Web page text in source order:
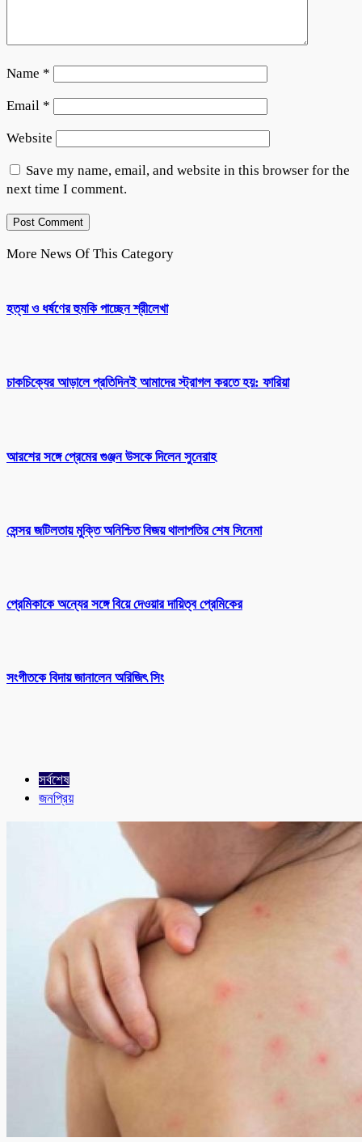
Name *
Email *
Website
Save my name, email, and website in this browser for the
next time I comment.
More News Of This Category
হত্যা ও ধর্ষণের হুমকি পাচ্ছেন শ্রীলেখা
চাকচিক্যের আড়ালে প্রতিদিনই আমাদের স্ট্রাগল করতে হয়: ফারিয়া
আরশের সঙ্গে প্রেমের গুঞ্জন উসকে দিলেন সুনেরাহ
সেন্সর জটিলতায় মুক্তি অনিশ্চিত বিজয় থালাপতির শেষ সিনেমা
প্রেমিকাকে অন্যের সঙ্গে বিয়ে দেওয়ার দায়িত্ব প্রেমিকের
সংগীতকে বিদায় জানালেন অরিজিৎ সিং
সর্বশেষ
জনপ্রিয়